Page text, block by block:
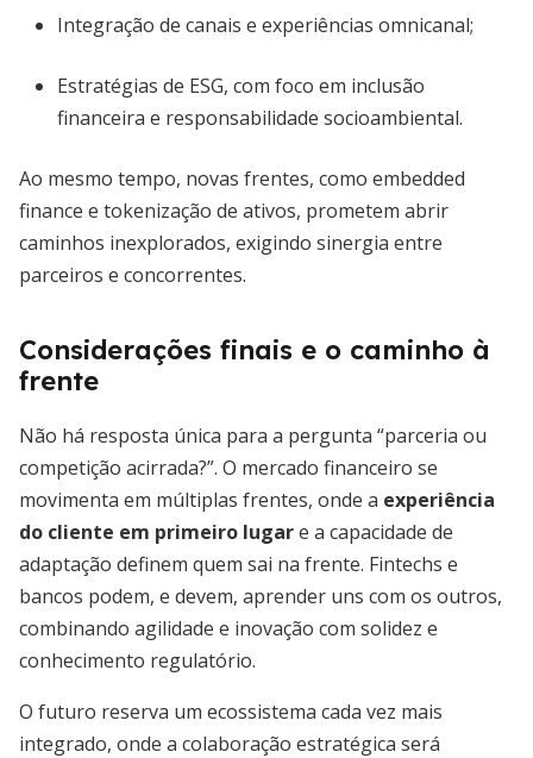
Integração de canais e experiências omnicanal;
Estratégias de ESG, com foco em inclusão
financeira e responsabilidade socioambiental.
Ao mesmo tempo, novas frentes, como embedded
finance e tokenização de ativos, prometem abrir
caminhos inexplorados, exigindo sinergia entre
parceiros e concorrentes.
Considerações finais e o caminho à
frente
Não há resposta única para a pergunta “parceria ou
competição acirrada?”. O mercado financeiro se
movimenta em múltiplas frentes, onde a experiência
do cliente em primeiro lugare a capacidade de
adaptação definem quem sai na frente. Fintechs e
bancos podem, e devem, aprender uns com os outros,
combinando agilidade e inovação com solidez e
conhecimento regulatório.
O futuro reserva um ecossistema cada vez mais
integrado, onde a colaboração estratégica será